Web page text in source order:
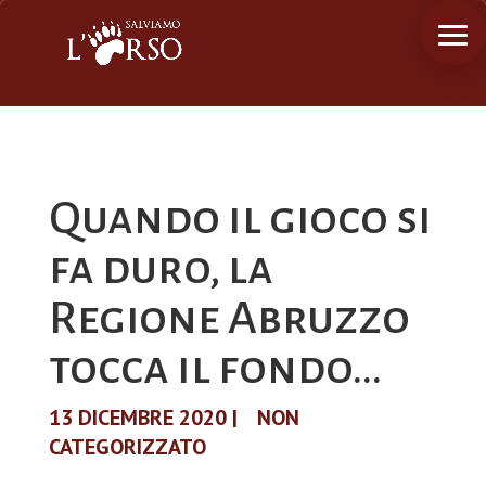
Quando il gioco si
fa duro, la
Regione Abruzzo
tocca il fondo…
13 DICEMBRE 2020|
NON
CATEGORIZZATO